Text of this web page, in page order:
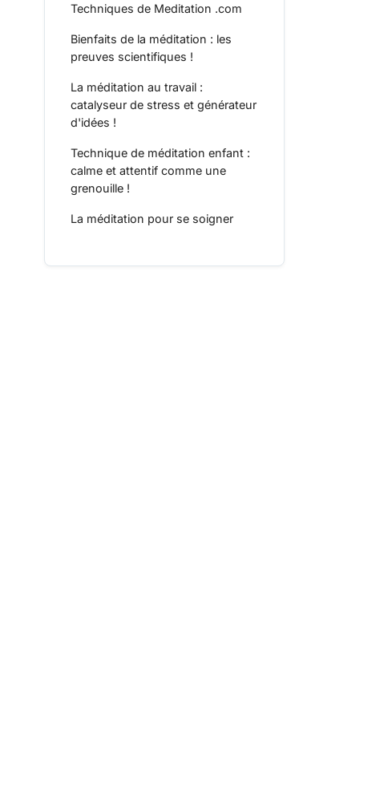
Techniques de Meditation .com
Bienfaits de la méditation : les
preuves scientifiques !
La méditation au travail :
catalyseur de stress et générateur
d'idées !
Technique de méditation enfant :
calme et attentif comme une
grenouille !
La méditation pour se soigner